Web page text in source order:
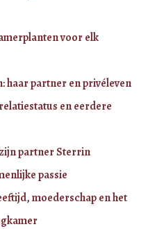
voor elk
haar partner en privéleven
en eerdere
partner Sterrin
passie
moederschap en het